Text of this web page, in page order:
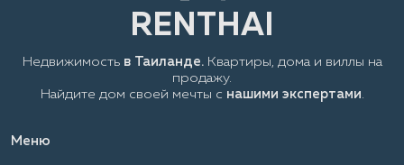
Меню
Недвижимость в Таиланде.Квартиры, дома и виллы на
продажу.
Найдите дом своей мечты с нашими экспертами.